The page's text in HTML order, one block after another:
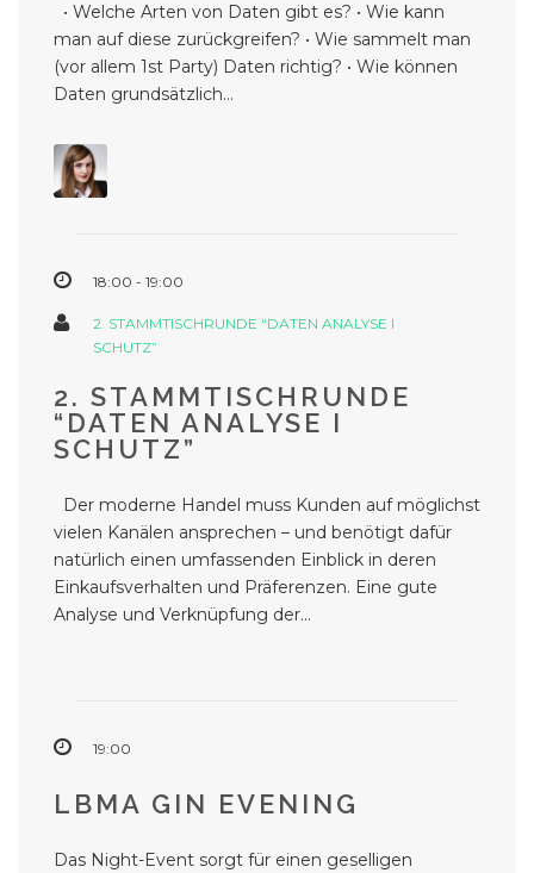
• Welche Arten von Daten gibt es? • Wie kann
man auf diese zurückgreifen? • Wie sammelt man
(vor allem 1st Party) Daten richtig? • Wie können
Daten grundsätzlich...
18:00 - 19:00
2. STAMMTISCHRUNDE “DATEN ANALYSE I
SCHUTZ”
2. STAMMTISCHRUNDE
“DATEN ANALYSE I
SCHUTZ”
Der moderne Handel muss Kunden auf möglichst
vielen Kanälen ansprechen – und benötigt dafür
natürlich einen umfassenden Einblick in deren
Einkaufsverhalten und Präferenzen. Eine gute
Analyse und Verknüpfung der...
19:00
LBMA GIN EVENING
Das Night-Event sorgt für einen geselligen